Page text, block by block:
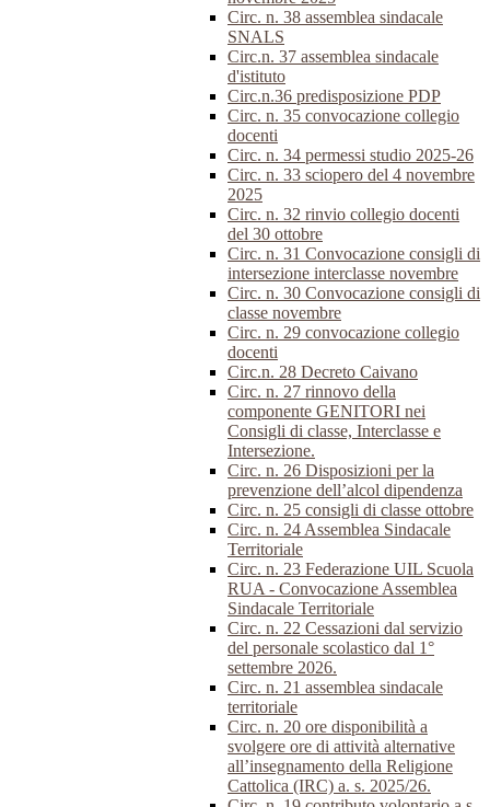
Circ. n. 38 assemblea sindacale
SNALS
Circ.n. 37 assemblea sindacale
d'istituto
Circ.n.36 predisposizione PDP
Circ. n. 35 convocazione collegio
docenti
Circ. n. 34 permessi studio 2025-26
Circ. n. 33 sciopero del 4 novembre
2025
Circ. n. 32 rinvio collegio docenti
del 30 ottobre
Circ. n. 31 Convocazione consigli di
intersezione interclasse novembre
Circ. n. 30 Convocazione consigli di
classe novembre
Circ. n. 29 convocazione collegio
docenti
Circ.n. 28 Decreto Caivano
Circ. n. 27 rinnovo della
componente GENITORI nei
Consigli di classe, Interclasse e
Intersezione.
Circ. n. 26 Disposizioni per la
prevenzione dell’alcol dipendenza
Circ. n. 25 consigli di classe ottobre
Circ. n. 24 Assemblea Sindacale
Territoriale
Circ. n. 23 Federazione UIL Scuola
RUA - Convocazione Assemblea
Sindacale Territoriale
Circ. n. 22 Cessazioni dal servizio
del personale scolastico dal 1°
settembre 2026.
Circ. n. 21 assemblea sindacale
territoriale
Circ. n. 20 ore disponibilità a
svolgere ore di attività alternative
all’insegnamento della Religione
Cattolica (IRC) a. s. 2025/26.